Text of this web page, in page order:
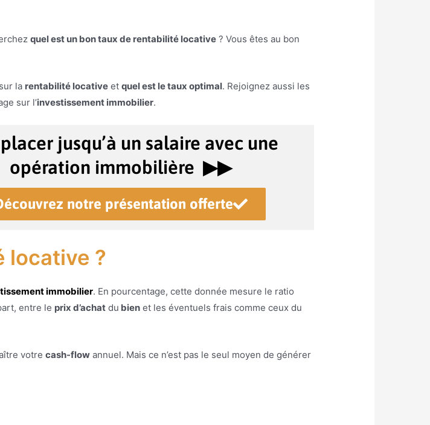
quel est un bon taux de rentabilité locative ? Vous êtes au bon
la rentabilité locative etquel est le taux optimal. Rejoignez aussi les
sur l’investissement immobilier.
jusqu’à un salaire avec une
opération immobilière ▶︎▶︎
notre présentation offerte
locative ?
immobilier. En pourcentage, cette donnée mesure le ratio
entre le prix d’achat du bien et les éventuels frais comme ceux du
votrecash-flow annuel. Mais ce n’est pas le seul moyen de générer